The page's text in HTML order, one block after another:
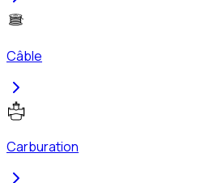
Câble
Carburation